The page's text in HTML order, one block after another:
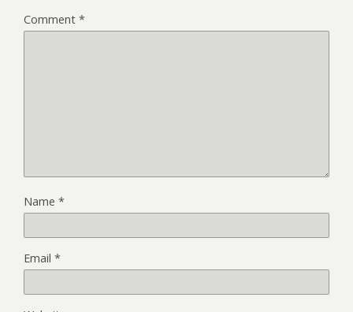
Comment *
Name *
Email *